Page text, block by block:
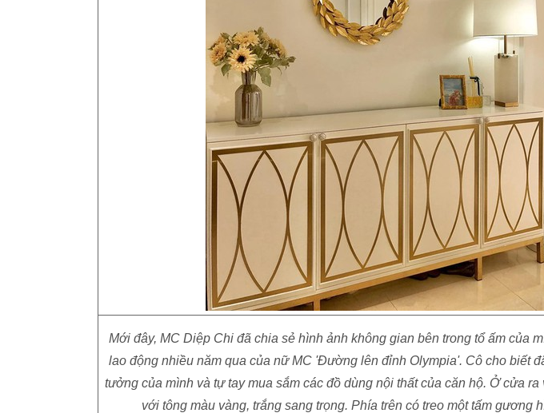
Mới đây, MC Diệp Chi đã chia sẻ hình ảnh không gian bên trong tổ ấm của
lao động nhiều năm qua của nữ MC 'Đường lên đỉnh Olympia'. Cô cho biết
tưởng của mình và tự tay mua sắm các đồ dùng nội thất của căn hộ. Ở cửa
với tông màu vàng, trắng sang trọng. Phía trên có treo một tấm gương